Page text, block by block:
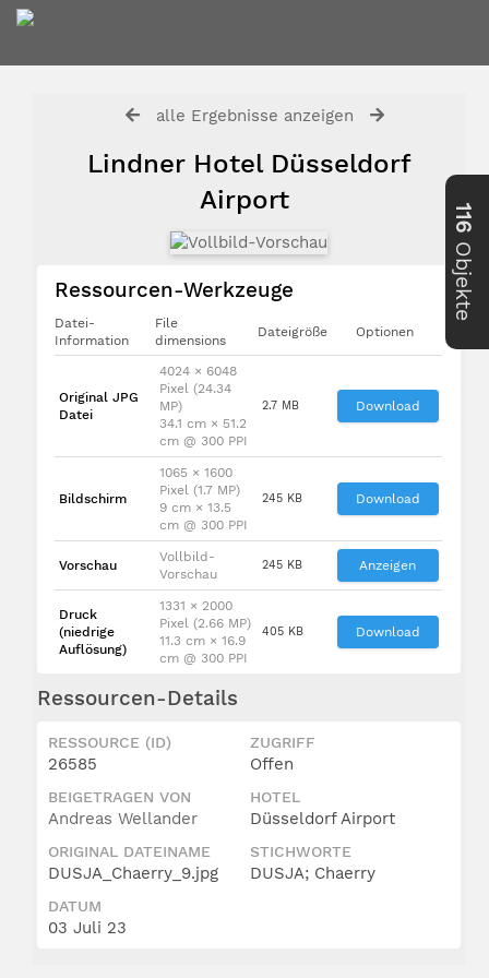
alle Ergebnisse anzeigen
Lindner Hotel Düsseldorf
Airport
Ressourcen-Werkzeuge
Datei-
Information
File
dimensions
Dateigröße Optionen
Original JPG
Datei
4024 × 6048
Pixel (24.34
MP)
34.1 cm × 51.2
cm @ 300 PPI
2.7 MB Download
Bildschirm
1065 × 1600
Pixel (1.7 MP)
9 cm × 13.5
cm @ 300 PPI
245 KB Download
Vorschau
Vollbild-
Vorschau
245 KB Anzeigen
Druck
(niedrige
Auflösung)
1331 × 2000
Pixel (2.66 MP)
11.3 cm × 16.9
cm @ 300 PPI
405 KB Download
Ressourcen-Details
RESSOURCE (ID)
26585
ZUGRIFF
Offen
BEIGETRAGEN VON
Andreas Wellander
HOTEL
Düsseldorf Airport
ORIGINAL DATEINAME
DUSJA_Chaerry_9.jpg
STICHWORTE
DUSJA; Chaerry
DATUM
03 Juli 23
116
Objekte